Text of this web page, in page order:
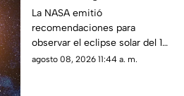
son las
recomendaciones
dadas por la NASA
La NASA emitió
recomendaciones para
observar el eclipse solar del 12
de agosto de 2026 sin poner
agosto 08, 2026 11:44 a. m.